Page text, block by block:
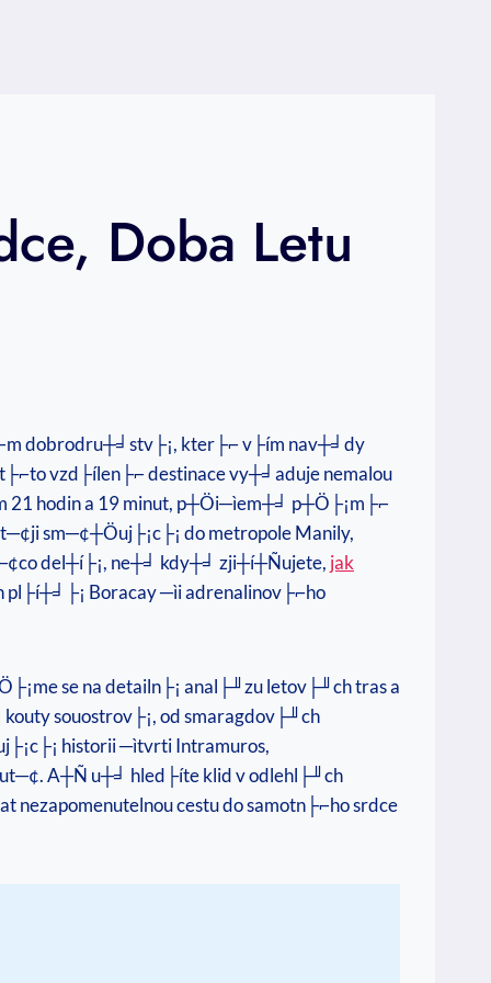
Doba Letu
dobrodru┼╛stv├¡, kter├⌐ v├ím nav┼╛dy
vzd├ílen├⌐ destinace vy┼╛aduje nemalou
21 hodin a 19 minut, p┼Öi─ìem┼╛ p┼Ö├¡m├⌐
sm─¢┼Öuj├¡c├¡ do metropole Manily,
del┼í├¡, ne┼╛ kdy┼╛ zji┼í┼Ñujete, jak
pl├í┼╛├¡ Boracay ─ìi adrenalinov├⌐ho
se na detailn├¡ anal├╜zu letov├╜ch tras a
souostrov├¡, od smaragdov├╜ch
historii ─ìtvrti Intramuros,
A┼Ñ u┼╛ hled├íte klid v odlehl├╜ch
cestu do samotn├⌐ho srdce